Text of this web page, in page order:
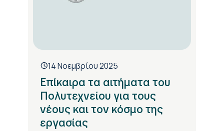
14 Νοεμβρίου 2025
Επίκαιρα τα αιτήματα του
Πολυτεχνείου για τους
νέους και τον κόσμο της
εργασίας